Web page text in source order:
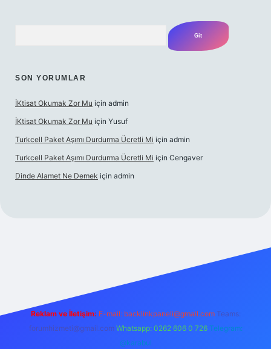
SON YORUMLAR
İKtisat Okumak Zor Mu için admin
İKtisat Okumak Zor Mu için Yusuf
Turkcell Paket Aşımı Durdurma Ücretli Mi için admin
Turkcell Paket Aşımı Durdurma Ücretli Mi için Cengaver
Dinde Alamet Ne Demek için admin
Reklam ve İletişim: E-mail: backlinkpaneli@gmail.com Teams:
forumhizmeti@gmail.com Whatsapp: 0262 606 0 726 Telegram:
@karabul